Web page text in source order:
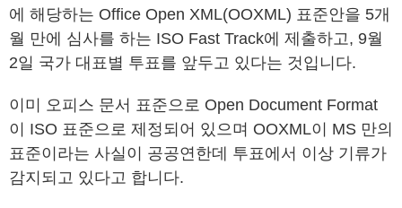
에 해당하는 Office Open XML(OOXML) 표준안을 5개
월 만에 심사를 하는 ISO Fast Track에 제출하고, 9월
2일 국가 대표별 투표를 앞두고 있다는 것입니다.
이미 오피스 문서 표준으로 Open Document Format
이 ISO 표준으로 제정되어 있으며 OOXML이 MS 만의
표준이라는 사실이 공공연한데 투표에서 이상 기류가
감지되고 있다고 합니다.